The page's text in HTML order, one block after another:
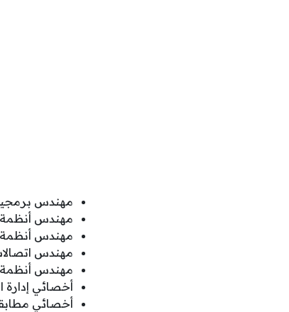
مهندس
مهندس
مهندس
مهندس
مهندس
أخصائي إدارة
أخصائي